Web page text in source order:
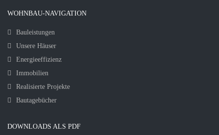
WOHNBAU-NAVIGATION
Bauleistungen
Unsere Häuser
Energieeffizienz
Immobilien
Realisierte Projekte
Bautagebücher
DOWNLOADS ALS PDF